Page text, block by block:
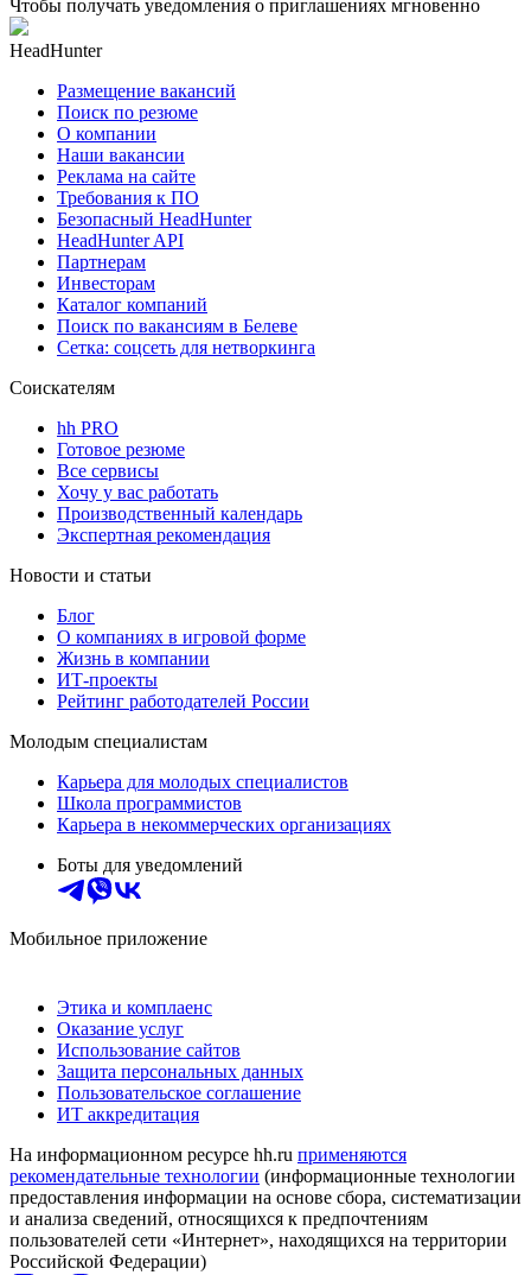
Чтобы получать уведомления о приглашениях мгновенно
HeadHunter
Размещение вакансий
Поиск по резюме
О компании
Наши вакансии
Реклама на сайте
Требования к ПО
Безопасный HeadHunter
HeadHunter API
Партнерам
Инвесторам
Каталог компаний
Поиск по вакансиям в Белеве
Сетка: соцсеть для нетворкинга
Соискателям
hh PRO
Готовое резюме
Все сервисы
Хочу у вас работать
Производственный календарь
Экспертная рекомендация
Новости и статьи
Блог
О компаниях в игровой форме
Жизнь в компании
ИТ-проекты
Рейтинг работодателей России
Молодым специалистам
Карьера для молодых специалистов
Школа программистов
Карьера в некоммерческих организациях
Боты для уведомлений
Мобильное приложение
Этика и комплаенс
Оказание услуг
Использование сайтов
Защита персональных данных
Пользовательское соглашение
ИТ аккредитация
На информационном ресурсе hh.ru применяются
рекомендательные технологии (информационные технологии
предоставления информации на основе сбора, систематизации
и анализа сведений, относящихся к предпочтениям
пользователей сети «Интернет», находящихся на территории
Российской Федерации)